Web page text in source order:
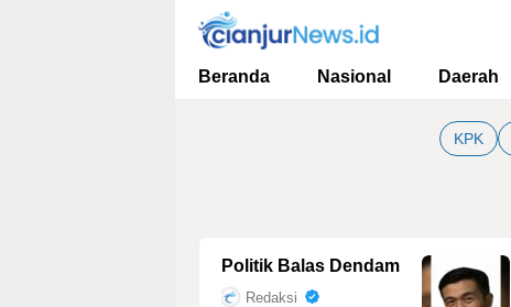
cianjurnews.id
Informasi Faktual dan Berimbang
Beranda Nasional Daerah
KPK
Politik Balas Dendam
Redaksi